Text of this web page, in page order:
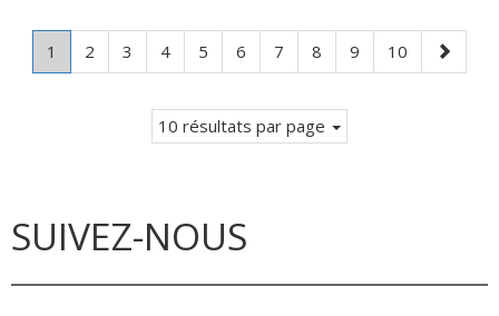
Page
1
Page
Page
2 Page
3 Page
4 Page
5 Page
6 Page
7 Page
8 Page
9 Page
10
Page
suivante
10 résultats par page
SUIVEZ-NOUS